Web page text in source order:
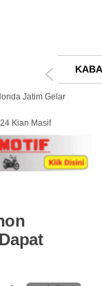
Jatim Gelar
Kian Masif